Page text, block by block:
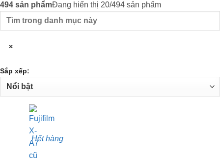
494 sản phẩmĐang hiển thị 20/494 sản phẩm
Tìm
mục
×
Sắp xếp:
Hết hàng